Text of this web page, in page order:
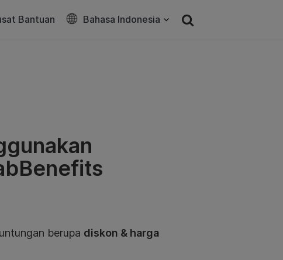
Bantuan Bahasa Indonesia
berupa diskon & harga